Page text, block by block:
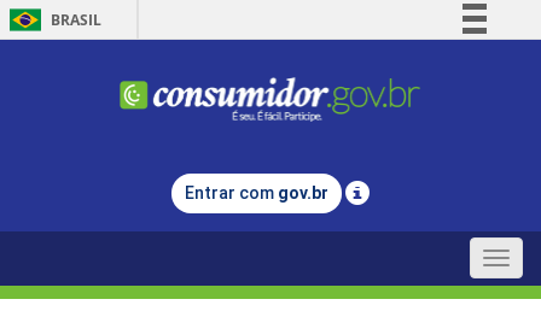
BRASIL
Comunica BR
Legislação
Entrar com gov.br
Toggle